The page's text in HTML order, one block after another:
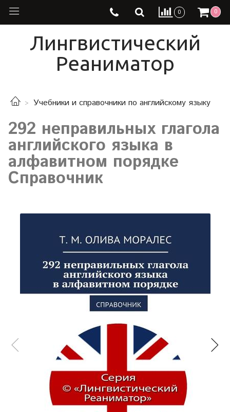
0 0
Лингвистический
Реаниматор
Учебники и справочники по английскому языку
292 неправильных глагола
английского языка в
алфавитном порядке
Справочник